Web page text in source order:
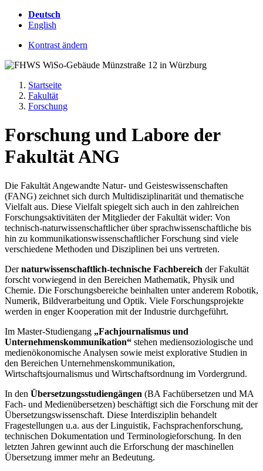
Deutsch
English
Kontrast ändern
Startseite
Fakultät
Forschung
Forschung und Labore der
Fakultät ANG
Die Fakultät Angewandte Natur- und Geisteswissenschaften
(FANG) zeichnet sich durch Multidisziplinarität und thematische
Vielfalt aus. Diese Vielfalt spiegelt sich auch in den zahlreichen
Forschungsaktivitäten der Mitglieder der Fakultät wider: Von
technisch-naturwissenschaftlicher über sprachwissenschaftliche bis
hin zu kommunikationswissenschaftlicher Forschung sind viele
verschiedene Methoden und Disziplinen bei uns vertreten.
Dernaturwissenschaftlich-technische Fachbereich der Fakultät
forscht vorwiegend in den Bereichen Mathematik, Physik und
Chemie. Die Forschungsbereiche beinhalten unter anderem Robotik,
Numerik, Bildverarbeitung und Optik. Viele Forschungsprojekte
werden in enger Kooperation mit der Industrie durchgeführt.
Im Master-Studiengang „Fachjournalismus und
Unternehmenskommunikation“ stehen mediensoziologische und
medienökonomische Analysen sowie meist explorative Studien in
den Bereichen Unternehmenskommunikation,
Wirtschaftsjournalismus und Wirtschaftsordnung im Vordergrund.
In den Übersetzungsstudiengängen (BA Fachübersetzen und MA
Fach- und Medienübersetzen) beschäftigt sich die Forschung mit der
Übersetzungswissenschaft. Diese Interdisziplin behandelt
Fragestellungen u.a. aus der Linguistik, Fachsprachenforschung,
technischen Dokumentation und Terminologieforschung. In den
letzten Jahren gewinnt auch die Erforschung der maschinellen
Übersetzung immer mehr an Bedeutung.